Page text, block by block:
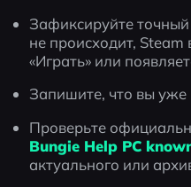
Зафиксируйте
не происходит,
«Играть» или
Запишите, что вы уже
Проверьте
Bungie Help PC
актуального или